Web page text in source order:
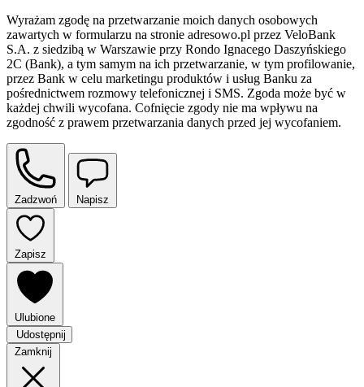
Wyrażam zgodę na przetwarzanie moich danych osobowych
zawartych w formularzu na stronie adresowo.pl przez VeloBank
S.A. z siedzibą w Warszawie przy Rondo Ignacego Daszyńskiego
2C (Bank), a tym samym na ich przetwarzanie, w tym profilowanie,
przez Bank w celu marketingu produktów i usług Banku za
pośrednictwem rozmowy telefonicznej i SMS. Zgoda może być w
każdej chwili wycofana. Cofnięcie zgody nie ma wpływu na
zgodność z prawem przetwarzania danych przed jej wycofaniem.
Zadzwoń Napisz
Zapisz
Ulubione
Udostępnij
Zamknij